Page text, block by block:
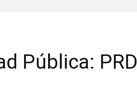
Pública: PRD